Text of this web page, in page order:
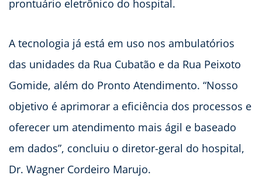
prontuário eletrônico do hospital.
A tecnologia já está em uso nos ambulatórios
das unidades da Rua Cubatão e da Rua Peixoto
Gomide, além do Pronto Atendimento. “Nosso
objetivo é aprimorar a eficiência dos processos e
oferecer um atendimento mais ágil e baseado
em dados”, concluiu o diretor-geral do hospital,
Dr. Wagner Cordeiro Marujo.